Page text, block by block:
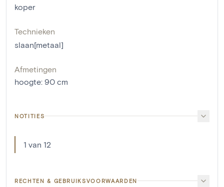
koper
Technieken
slaan[metaal]
Afmetingen
hoogte: 90 cm
NOTITIES
1 van 12
RECHTEN & GEBRUIKSVOORWAARDEN